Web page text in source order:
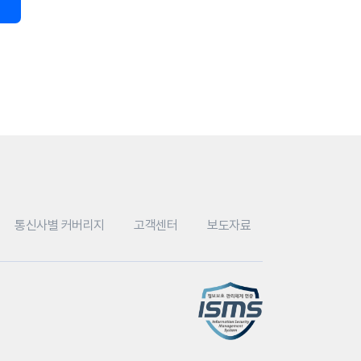
통신사별 커버리지 고객센터 보도자료